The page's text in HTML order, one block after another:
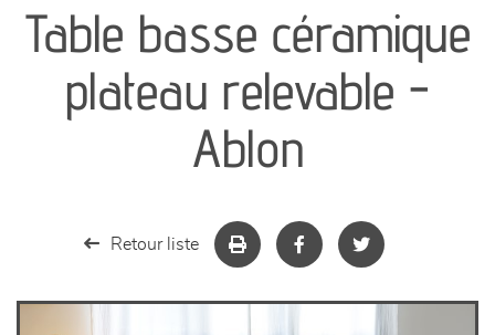
séjours
meubles de complément
chambres et dressing
Table basse céramique
plateau relevable -
Ablon
Retour liste